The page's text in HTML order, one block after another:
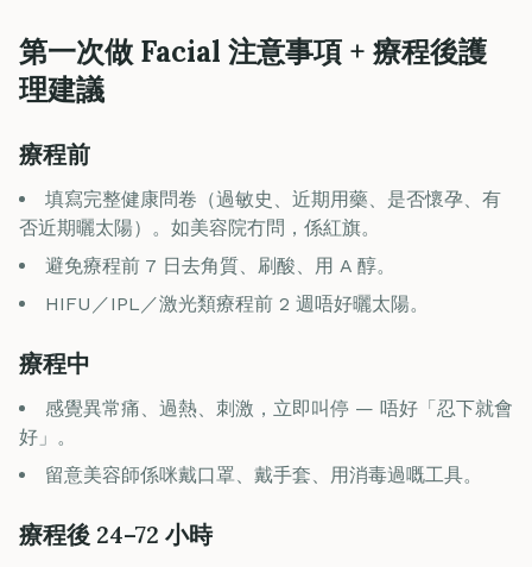
第一次做 Facial 注意事項 + 療程後護
理建議
療程前
填寫完整健康問卷（過敏史、近期用藥、是否懷孕、有
否近期曬太陽）。如美容院冇問，係紅旗。
避免療程前 7 日去角質、刷酸、用 A 醇。
HIFU／IPL／激光類療程前 2 週唔好曬太陽。
療程中
感覺異常痛、過熱、刺激，立即叫停 — 唔好「忍下就會
好」。
留意美容師係咪戴口罩、戴手套、用消毒過嘅工具。
療程後 24–72 小時